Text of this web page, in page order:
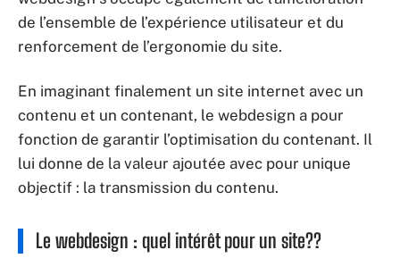
de l’ensemble de l’expérience utilisateur et du
renforcement de l’ergonomie du site.
En imaginant finalement un site internet avec un
contenu et un contenant, le webdesign a pour
fonction de garantir l’optimisation du contenant. Il
lui donne de la valeur ajoutée avec pour unique
objectif : la transmission du contenu.
Le webdesign : quel intérêt pour un site??